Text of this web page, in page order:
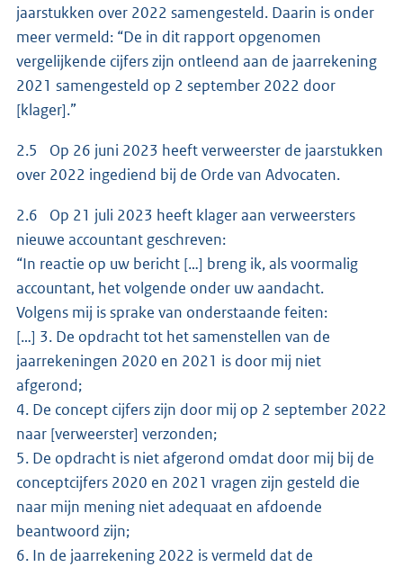
jaarstukken over 2022 samengesteld. Daarin is onder
meer vermeld: “De in dit rapport opgenomen
vergelijkende cijfers zijn ontleend aan de jaarrekening
2021 samengesteld op 2 september 2022 door
[klager].”
2.5 Op 26 juni 2023 heeft verweerster de jaarstukken
over 2022 ingediend bij de Orde van Advocaten.
2.6 Op 21 juli 2023 heeft klager aan verweersters
nieuwe accountant geschreven:
“In reactie op uw bericht […] breng ik, als voormalig
accountant, het volgende onder uw aandacht.
Volgens mij is sprake van onderstaande feiten:
[…] 3. De opdracht tot het samenstellen van de
jaarrekeningen 2020 en 2021 is door mij niet
afgerond;
4. De concept cijfers zijn door mij op 2 september 2022
naar [verweerster] verzonden;
5. De opdracht is niet afgerond omdat door mij bij de
conceptcijfers 2020 en 2021 vragen zijn gesteld die
naar mijn mening niet adequaat en afdoende
beantwoord zijn;
6. In de jaarrekening 2022 is vermeld dat de